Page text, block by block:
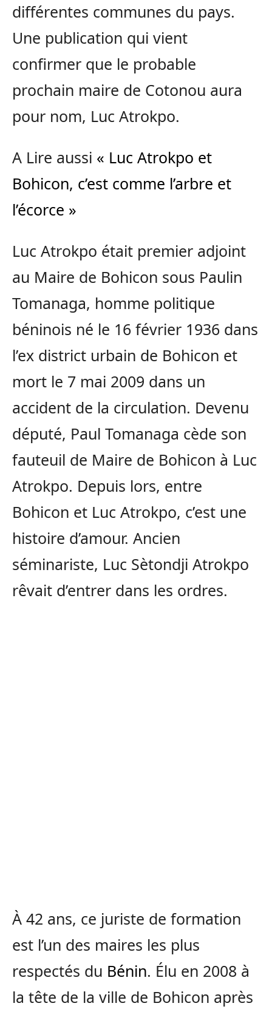
différentes communes du pays.
Une publication qui vient
confirmer que le probable
prochain maire de Cotonou aura
pour nom, Luc Atrokpo.
A Lire aussi « Luc Atrokpo et
Bohicon, c’est comme l’arbre et
l’écorce »
Luc Atrokpo était premier adjoint
au Maire de Bohicon sous Paulin
Tomanaga, homme politique
béninois né le 16 février 1936 dans
l’ex district urbain de Bohicon et
mort le 7 mai 2009 dans un
accident de la circulation. Devenu
député, Paul Tomanaga cède son
fauteuil de Maire de Bohicon à Luc
Atrokpo. Depuis lors, entre
Bohicon et Luc Atrokpo, c’est une
histoire d’amour. Ancien
séminariste, Luc Sètondji Atrokpo
rêvait d’entrer dans les ordres.
À 42 ans, ce juriste de formation
est l’un des maires les plus
respectés du Bénin. Élu en 2008 à
la tête de la ville de Bohicon après